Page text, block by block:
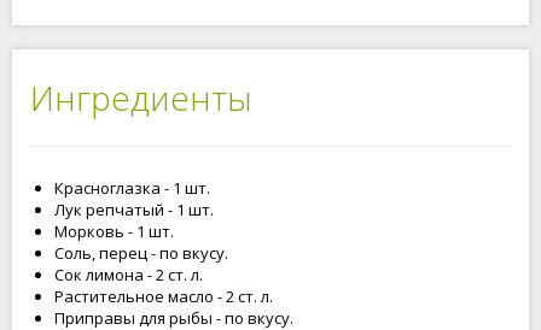
Ингредиенты
Красноглазка - 1 шт.
Лук репчатый - 1 шт.
Морковь - 1 шт.
Соль, перец - по вкусу.
Сок лимона - 2 ст. л.
Растительное масло - 2 ст. л.
Приправы для рыбы - по вкусу.